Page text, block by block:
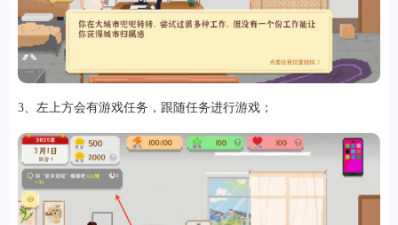
角色扮演小游戏恋爱养成沙盒模组up主自制赛车竞速策略塔防
益智休闲 冒险解谜街机格斗 战争策略
系统工具 影音播放游戏辅助摄影美颜办公商务旅游出行金融理财 娱乐
3、左上方会有游戏任务，跟随任务进行游戏；